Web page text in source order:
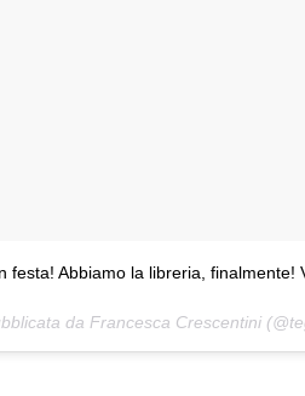
festa! Abbiamo la libreria, finalmente!
da Francesca Crescentini